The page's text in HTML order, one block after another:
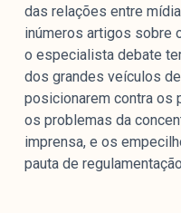
das relações entre
inúmeros artigos sobre
o especialista debate
dos grandes veículos
posicionarem contra os
os problemas da
imprensa, e os
pauta de